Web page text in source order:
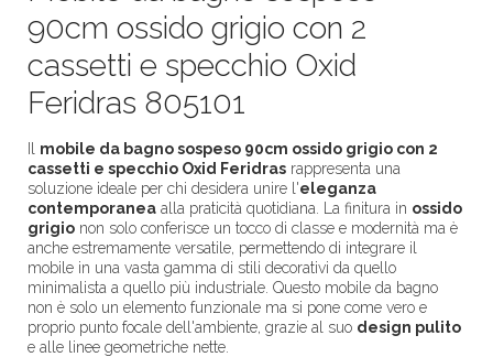
90cm ossido grigio con 2
cassetti e specchio Oxid
Feridras 805101
mobile da bagno sospeso 90cm ossido grigio con 2
cassetti e specchio Oxid Feridras rappresenta una
soluzione ideale per chi desidera unire l'eleganza
contemporanea alla praticità quotidiana. La finitura in ossido
grigio non solo conferisce un tocco di classe e modernità ma è
anche estremamente versatile, permettendo di integrare il
mobile in una vasta gamma di stili decorativi da quello
minimalista a quello più industriale. Questo mobile da bagno
non è solo un elemento funzionale ma si pone come vero e
proprio punto focale dell'ambiente, grazie al suo design pulito
e alle linee geometriche nette.